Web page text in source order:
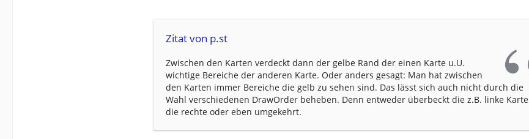
Zitat von p.st
Zwischen den Karten verdeckt dann der gelbe Rand der einen Karte u.U.
wichtige Bereiche der anderen Karte. Oder anders gesagt: Man hat zwischen
den Karten immer Bereiche die gelb zu sehen sind. Das lässt sich auch nicht durch die
Wahl verschiedenen DrawOrder beheben. Denn entweder überbeckt die z.B. linke Karte
die rechte oder eben umgekehrt.